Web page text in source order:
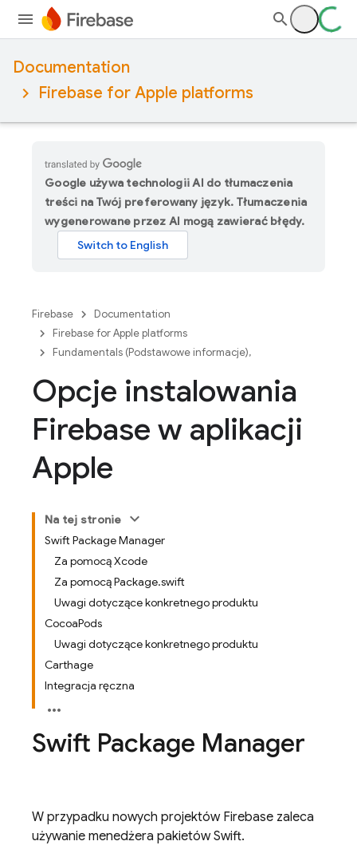
Documentation
Firebase for Apple platforms
Google używa technologii AI do tłumaczenia
treści na Twój preferowany język. Tłumaczenia
wygenerowane przez AI mogą zawierać błędy.
Firebase
Documentation
Firebase for Apple platforms
Fundamentals (Podstawowe informacje),
Opcje instalowania
Firebase w aplikacji
Apple
Na tej stronie
Swift Package Manager
Za pomocą Xcode
Za pomocą Package.swift
Uwagi dotyczące konkretnego produktu
CocoaPods
Uwagi dotyczące konkretnego produktu
Carthage
Integracja ręczna
Swift Package Manager
W przypadku nowych projektów Firebase zaleca
używanie menedżera pakietów Swift.